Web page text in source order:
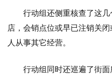
行动组还侧重核查了这
店，会销点位或早已注销关
人从事其它经营。
行动组同时还巡遍了街